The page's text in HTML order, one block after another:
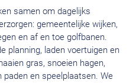
samen om dagelijks
gemeentelijke wijken,
en af en toe golfbanen.
planning, laden voertuigen en
gras, snoeien hagen,
paden en speelplaatsen. We